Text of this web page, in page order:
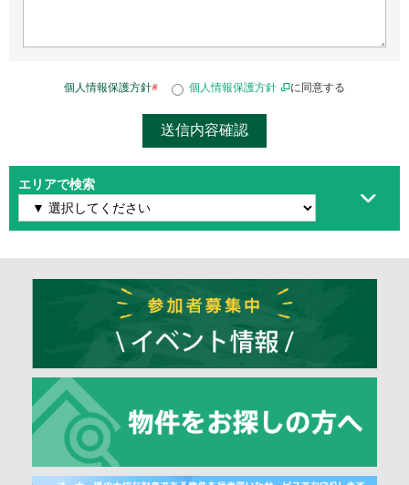
個人情報保護方針※ 個人情報保護方針 に同意する
エリアで検索